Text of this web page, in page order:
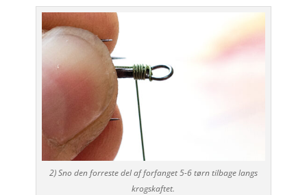
2) Sno den forreste del af forfanget 5-6 tørn tilbage langs
krogskaftet.